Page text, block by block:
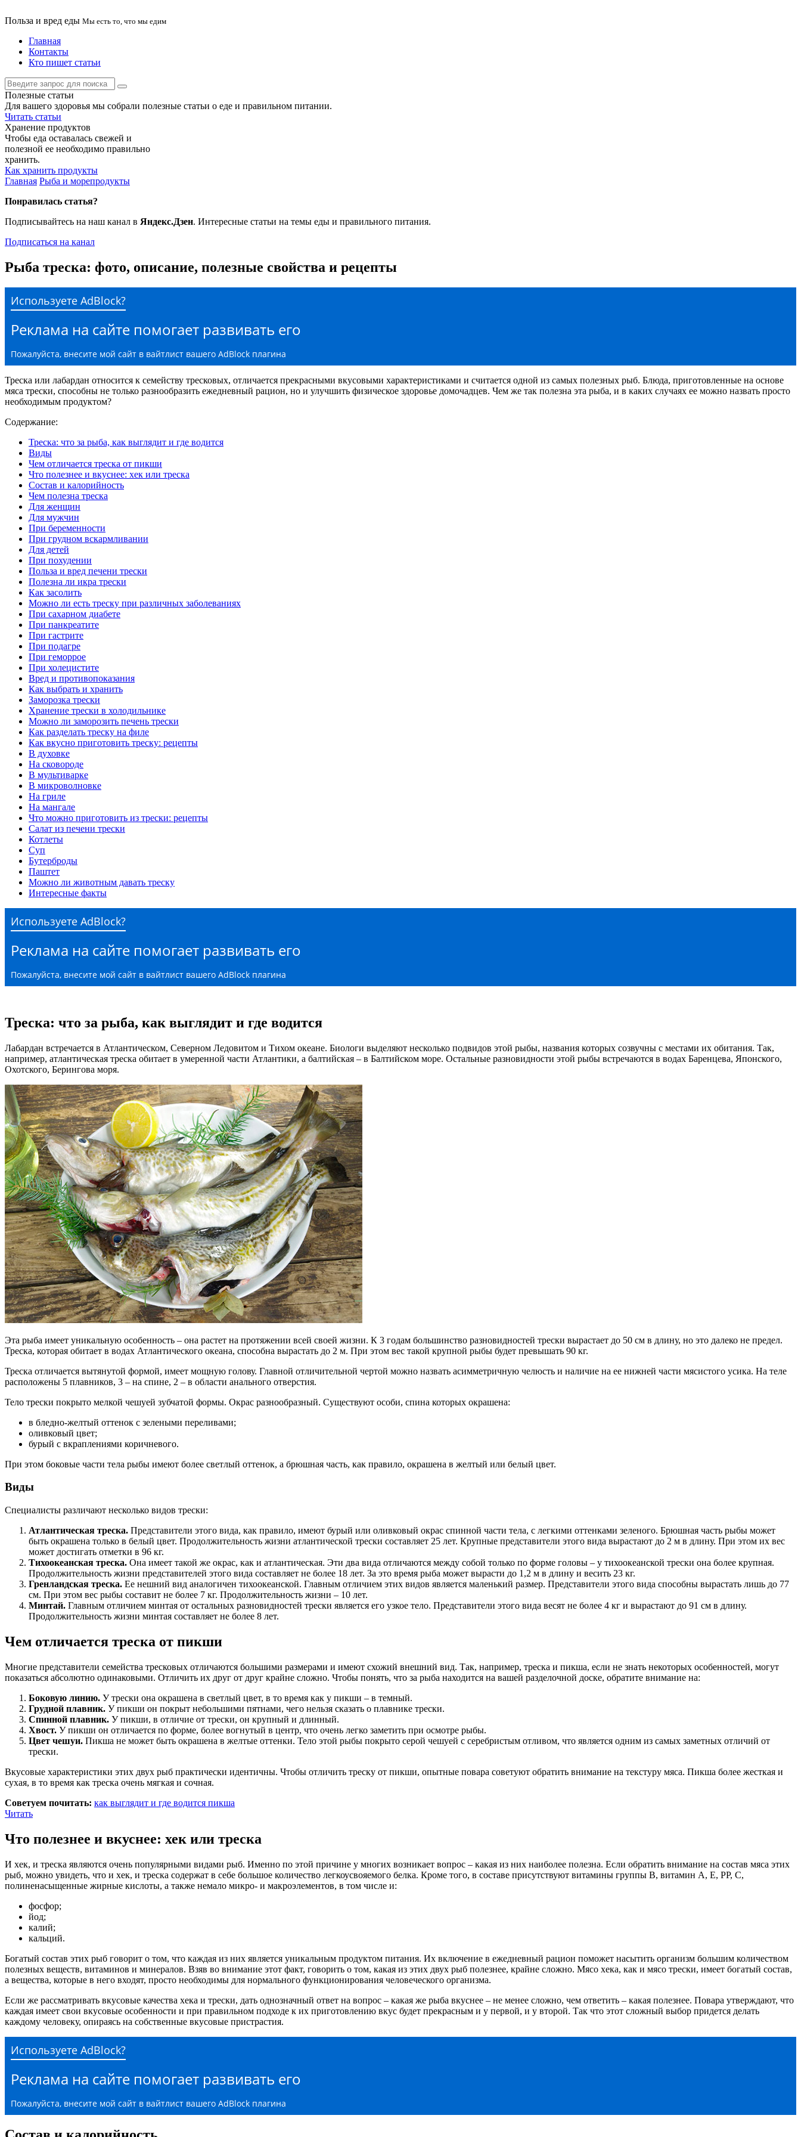
Польза и вред еды Мы есть то, что мы едим
Главная
Контакты
Кто пишет статьи
Полезные статьи
Для вашего здоровья мы собрали полезные статьи о еде и правильном питании.
Читать статьи
Хранение продуктов
Чтобы еда оставалась свежей и
полезной ее необходимо правильно
хранить.
Как хранить продукты
Главная Рыба и морепродукты
Понравилась статья?
Подписывайтесь на наш канал в Яндекс.Дзен. Интересные статьи на темы еды и правильного питания.
Подписаться на канал
Рыба треска: фото, описание, полезные свойства и рецепты
Используете AdBlock?
Реклама на сайте помогает развивать его
Пожалуйста, внесите мой сайт в вайтлист вашего AdBlock плагина
Треска или лабардан относится к семейству тресковых, отличается прекрасными вкусовыми характеристиками и считается одной из самых полезных рыб. Блюда, приготовленные на основе
мяса трески, способны не только разнообразить ежедневный рацион, но и улучшить физическое здоровье домочадцев. Чем же так полезна эта рыба, и в каких случаях ее можно назвать просто
необходимым продуктом?
Содержание:
Треска: что за рыба, как выглядит и где водится
Виды
Чем отличается треска от пикши
Что полезнее и вкуснее: хек или треска
Состав и калорийность
Чем полезна треска
Для женщин
Для мужчин
При беременности
При грудном вскармливании
Для детей
При похудении
Польза и вред печени трески
Полезна ли икра трески
Как засолить
Можно ли есть треску при различных заболеваниях
При сахарном диабете
При панкреатите
При гастрите
При подагре
При геморрое
При холецистите
Вред и противопоказания
Как выбрать и хранить
Заморозка трески
Хранение трески в холодильнике
Можно ли заморозить печень трески
Как разделать треску на филе
Как вкусно приготовить треску: рецепты
В духовке
На сковороде
В мультиварке
В микроволновке
На гриле
На мангале
Что можно приготовить из трески: рецепты
Салат из печени трески
Котлеты
Суп
Бутерброды
Паштет
Можно ли животным давать треску
Интересные факты
Используете AdBlock?
Реклама на сайте помогает развивать его
Пожалуйста, внесите мой сайт в вайтлист вашего AdBlock плагина
Треска: что за рыба, как выглядит и где водится
Лабардан встречается в Атлантическом, Северном Ледовитом и Тихом океане. Биологи выделяют несколько подвидов этой рыбы, названия которых созвучны с местами их обитания. Так,
например, атлантическая треска обитает в умеренной части Атлантики, а балтийская – в Балтийском море. Остальные разновидности этой рыбы встречаются в водах Баренцева, Японского,
Охотского, Берингова моря.
Эта рыба имеет уникальную особенность – она растет на протяжении всей своей жизни. К 3 годам большинство разновидностей трески вырастает до 50 см в длину, но это далеко не предел.
Треска, которая обитает в водах Атлантического океана, способна вырастать до 2 м. При этом вес такой крупной рыбы будет превышать 90 кг.
Треска отличается вытянутой формой, имеет мощную голову. Главной отличительной чертой можно назвать асимметричную челюсть и наличие на ее нижней части мясистого усика. На теле
расположены 5 плавников, 3 – на спине, 2 – в области анального отверстия.
Тело трески покрыто мелкой чешуей зубчатой формы. Окрас разнообразный. Существуют особи, спина которых окрашена:
в бледно-желтый оттенок с зелеными переливами;
оливковый цвет;
бурый с вкраплениями коричневого.
При этом боковые части тела рыбы имеют более светлый оттенок, а брюшная часть, как правило, окрашена в желтый или белый цвет.
Виды
Специалисты различают несколько видов трески:
Атлантическая треска. Представители этого вида, как правило, имеют бурый или оливковый окрас спинной части тела, с легкими оттенками зеленого. Брюшная часть рыбы может
быть окрашена только в белый цвет. Продолжительность жизни атлантической трески составляет 25 лет. Крупные представители этого вида вырастают до 2 м в длину. При этом их вес
может достигать отметки в 96 кг.
Тихоокеанская треска. Она имеет такой же окрас, как и атлантическая. Эти два вида отличаются между собой только по форме головы – у тихоокеанской трески она более крупная.
Продолжительность жизни представителей этого вида составляет не более 18 лет. За это время рыба может вырасти до 1,2 м в длину и весить 23 кг.
Гренландская треска. Ее нешний вид аналогичен тихоокеанской. Главным отличием этих видов является маленький размер. Представители этого вида способны вырастать лишь до 77
см. При этом вес рыбы составит не более 7 кг. Продолжительность жизни – 10 лет.
Минтай. Главным отличием минтая от остальных разновидностей трески является его узкое тело. Представители этого вида весят не более 4 кг и вырастают до 91 см в длину.
Продолжительность жизни минтая составляет не более 8 лет.
Чем отличается треска от пикши
Многие представители семейства тресковых отличаются большими размерами и имеют схожий внешний вид. Так, например, треска и пикша, если не знать некоторых особенностей, могут
показаться абсолютно одинаковыми. Отличить их друг от друг крайне сложно. Чтобы понять, что за рыба находится на вашей разделочной доске, обратите внимание на:
Боковую линию. У трески она окрашена в светлый цвет, в то время как у пикши – в темный.
Грудной плавник. У пикши он покрыт небольшими пятнами, чего нельзя сказать о плавнике трески.
Спинной плавник. У пикши, в отличие от трески, он крупный и длинный.
Хвост. У пикши он отличается по форме, более вогнутый в центр, что очень легко заметить при осмотре рыбы.
Цвет чешуи. Пикша не может быть окрашена в желтые оттенки. Тело этой рыбы покрыто серой чешуей с серебристым отливом, что является одним из самых заметных отличий от
трески.
Вкусовые характеристики этих двух рыб практически идентичны. Чтобы отличить треску от пикши, опытные повара советуют обратить внимание на текстуру мяса. Пикша более жесткая и
сухая, в то время как треска очень мягкая и сочная.
Советуем почитать: как выглядит и где водится пикша
Читать
Что полезнее и вкуснее: хек или треска
И хек, и треска являются очень популярными видами рыб. Именно по этой причине у многих возникает вопрос – какая из них наиболее полезна. Если обратить внимание на состав мяса этих
рыб, можно увидеть, что и хек, и треска содержат в себе большое количество легкоусвояемого белка. Кроме того, в составе присутствуют витамины группы В, витамин А, Е, РР, С,
полиненасыщенные жирные кислоты, а также немало микро- и макроэлементов, в том числе и:
фосфор;
йод;
калий;
кальций.
Богатый состав этих рыб говорит о том, что каждая из них является уникальным продуктом питания. Их включение в ежедневный рацион поможет насытить организм большим количеством
полезных веществ, витаминов и минералов. Взяв во внимание этот факт, говорить о том, какая из этих двух рыб полезнее, крайне сложно. Мясо хека, как и мясо трески, имеет богатый состав,
а вещества, которые в него входят, просто необходимы для нормального функционирования человеческого организма.
Если же рассматривать вкусовые качества хека и трески, дать однозначный ответ на вопрос – какая же рыба вкуснее – не менее сложно, чем ответить – какая полезнее. Повара утверждают, что
каждая имеет свои вкусовые особенности и при правильном подходе к их приготовлению вкус будет прекрасным и у первой, и у второй. Так что этот сложный выбор придется делать
каждому человеку, опираясь на собственные вкусовые пристрастия.
Используете AdBlock?
Реклама на сайте помогает развивать его
Пожалуйста, внесите мой сайт в вайтлист вашего AdBlock плагина